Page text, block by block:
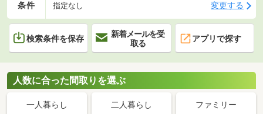
条件 指定なし 変更する
検索条件を保存
新着メールを受
取る
アプリで探す
人数に合った間取りを選ぶ
一人暮らし 二人暮らし ファミリー